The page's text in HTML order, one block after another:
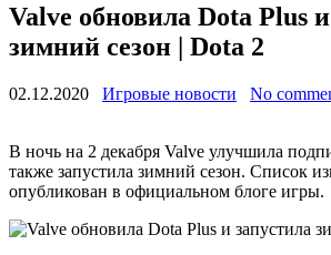
Valve обновила Dota Plus
зимний сезон | Dota 2
02.12.2020 Игровые новости No
В ночь на 2 декабря Valve улучшила
также запустила зимний сезон. Список
опубликован в официальном блоге игры.